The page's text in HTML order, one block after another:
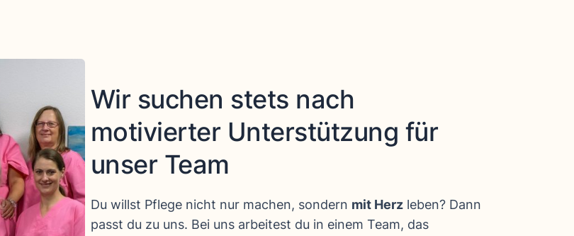
Wir suchen stets nach
motivierter Unterstützung für
unser Team
Du willst Pflege nicht nur machen, sondern mit Herzleben? Dann
passt du zu uns. Bei uns arbeitest du in einem Team, das